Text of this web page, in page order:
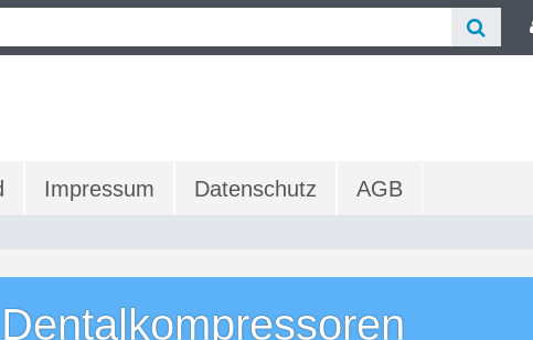
Impressum Datenschutz AGB
Dentalkompressoren